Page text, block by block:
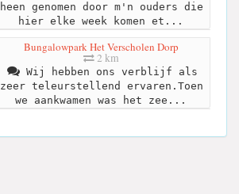
heen genomen door m'n ouders die
hier elke week komen et...
Bungalowpark Het Verscholen Dorp
2 km
Wij hebben ons verblijf als
zeer teleurstellend ervaren.Toen
we aankwamen was het zee...